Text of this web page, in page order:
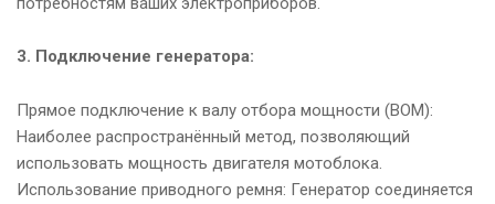
3. Подключение генератора:
Прямое подключение к валу отбора мощности (ВОМ):
Наиболее распространённый метод, позволяющий
использовать мощность двигателя мотоблока.
Использование приводного ремня: Генератор соединяется